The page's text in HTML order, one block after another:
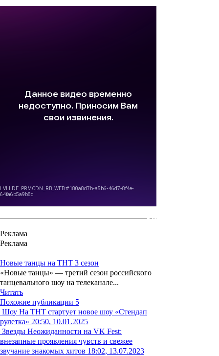
Реклама
Реклама
Новые танцы на ТНТ 3 сезон
«Новые танцы» — третий сезон российского
танцевального шоу на телеканале...
Читать
Похожие публикации 5
Шоу На ТНТ стартует новое шоу «Стендап
рулетка» 20:50, 10.01.2025
Звезды Неожиданности на VK Fest:
внезапные проявления чувств и свежее
звучание знакомых хитов 18:02, 13.07.2023